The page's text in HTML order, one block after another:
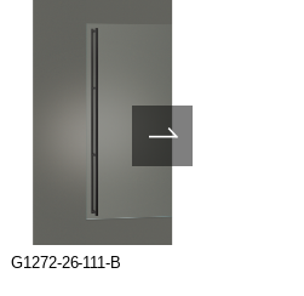
G1272-26-111-B